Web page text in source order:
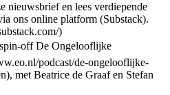
nieuwsbrief en lees verdiepende
ons online platform (Substack).
)
off De Ongelooflijke
podcast/de-ongelooflijke-
met Beatrice de Graaf en Stefan